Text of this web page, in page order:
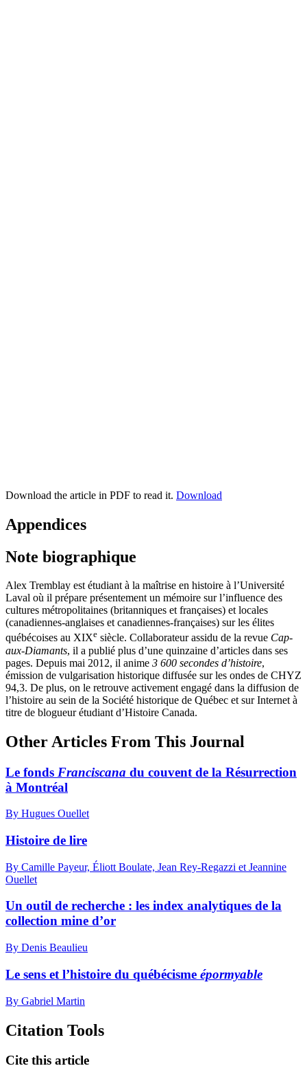
Download the article in PDF to read it. Download
Appendices
Note biographique
Alex Tremblay est étudiant à la maîtrise en histoire à l’Université
Laval où il prépare présentement un mémoire sur l’influence des
cultures métropolitaines (britanniques et françaises) et locales
(canadiennes-anglaises et canadiennes-françaises) sur les élites
québécoises au XIXe siècle. Collaborateur assidu de la revue Cap-
aux-Diamants, il a publié plus d’une quinzaine d’articles dans ses
pages. Depuis mai 2012, il anime 3 600 secondes d’histoire,
émission de vulgarisation historique diffusée sur les ondes de CHYZ
94,3. De plus, on le retrouve activement engagé dans la diffusion de
l’histoire au sein de la Société historique de Québec et sur Internet à
titre de blogueur étudiant d’Histoire Canada.
Other Articles From This Journal
Le fonds Franciscana du couvent de la Résurrection
à Montréal
By Hugues Ouellet
Histoire de lire
By Camille Payeur, Éliott Boulate, Jean Rey-Regazzi et Jeannine
Ouellet
Un outil de recherche : les index analytiques de la
collection mine d’or
By Denis Beaulieu
Le sens et l’histoire du québécisme épormyable
By Gabriel Martin
Citation Tools
Cite this article